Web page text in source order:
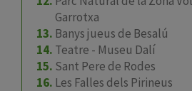
Garrotxa
Banys jueus de Besalú
Teatre - Museu Dalí
Sant Pere de Rodes
Les Falles dels Pirineus